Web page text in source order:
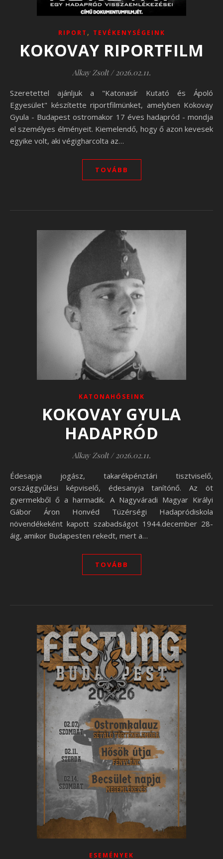
RIPORT , TEVÉKENYSÉGEINK
KOKOVAY RIPORTFILM
Alkay Zsolt / 2026.02.11.
Szeretettel ajánljuk a "Katonasír Kutató és Ápoló
Egyesület" készítette riportfilmünket, amelyben Kokovay
Gyula - Budapest ostromakor 17 éves hadapród - mondja
el személyes élményeit. Kiemelendő, hogy ő azon kevesek
egyike volt, aki végigharcolta az…
TOVÁBB
KATONAHŐSEINK
KOKOVAY GYULA
HADAPRÓD
Alkay Zsolt / 2026.02.11.
Édesapja jogász, takarékpénztári tisztviselő,
országgyűlési képviselő, édesanyja tanítónő. Az öt
gyermekből ő a harmadik. A Nagyváradi Magyar Királyi
Gábor Áron Honvéd Tüzérségi Hadapródiskola
növendékeként kapott szabadságot 1944.december 28-
áig, amikor Budapesten rekedt, mert a…
TOVÁBB
ESEMÉNYEK